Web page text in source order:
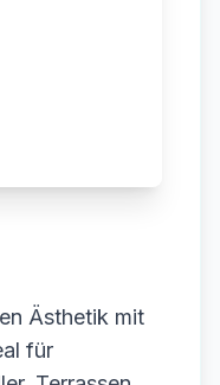
Ästhetik mit
für